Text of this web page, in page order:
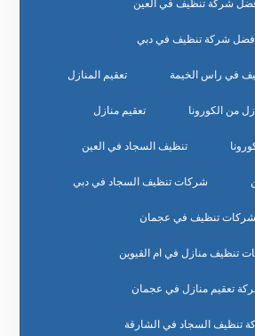
شركة تنظيف في العين
شركة تنظيف في دبي
في راس الخيمة تعقيم المنازل
من الكورونا تعقيم منازل
تنظيف السجاد في العين
شركات تنظيف السجاد في دبي
شركات تنظيف في عجمان
تنظيف منازل في ام القيوين
تعقيم منازل في عجمان
تنظيف السجاد في الشارقة